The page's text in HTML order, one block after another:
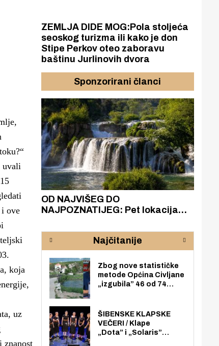
uvali
ove
koja
uz
ZEMLJA DIDE MOG:Pola stoljeća
seoskog turizma ili kako je don
Stipe Perkov oteo zaboravu
baštinu Jurlinovih dvora
Sponzorirani članci
OD NAJVIŠEG DO
NAJPOZNATIJEG: Pet lokacija
rijeke Krke
Najčitanije
Zbog nove statističke
metode Općina Civljane
„izgubila” 46 od 74
nego radno sposobnih
osoba među svojih 170
stanovnika.
ŠIBENSKE KLAPSKE
VEČERI / Klape
„Dota” i „Solaris”